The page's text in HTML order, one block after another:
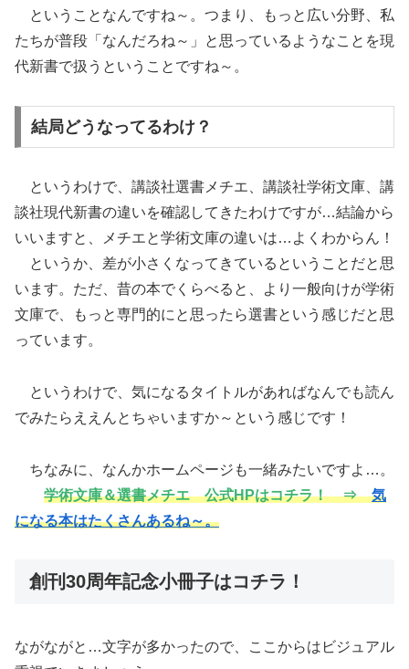
ということなんですね～。つまり、もっと広い分野、私
たちが普段「なんだろね～」と思っているようなことを現
代新書で扱うということですね～。
結局どうなってるわけ？
というわけで、講談社選書メチエ、講談社学術文庫、講
談社現代新書の違いを確認してきたわけですが…結論から
いいますと、メチエと学術文庫の違いは…よくわからん！
というか、差が小さくなってきているということだと思
います。ただ、昔の本でくらべると、より一般向けが学術
文庫で、もっと専門的にと思ったら選書という感じだと思
っています。
というわけで、気になるタイトルがあればなんでも読ん
でみたらええんとちゃいますか～という感じです！
ちなみに、なんかホームページも一緒みたいですよ…。
学術文庫＆選書メチエ 公式HPはコチラ！ ⇒気
になる本はたくさんあるね～。
創刊30周年記念小冊子はコチラ！
ながながと…文字が多かったので、ここからはビジュアル